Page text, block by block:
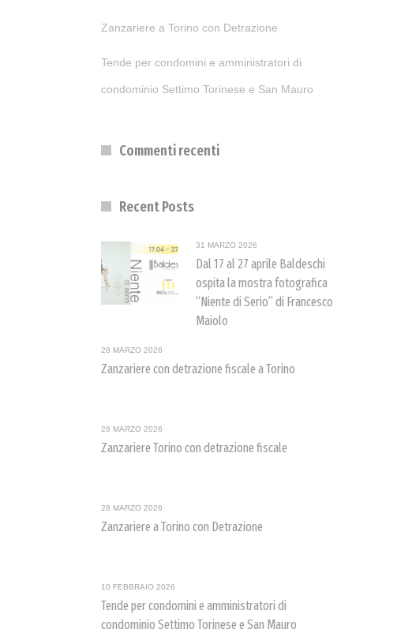
Zanzariere a Torino con Detrazione
Tende per condomini e amministratori di
condominio Settimo Torinese e San Mauro
Commenti recenti
Recent Posts
31 MARZO 2026
Dal 17 al 27 aprile Baldeschi
ospita la mostra fotografica
“Niente di Serio” di Francesco
Maiolo
28 MARZO 2026
Zanzariere con detrazione fiscale a Torino
28 MARZO 2026
Zanzariere Torino con detrazione fiscale
28 MARZO 2026
Zanzariere a Torino con Detrazione
10 FEBBRAIO 2026
Tende per condomini e amministratori di
condominio Settimo Torinese e San Mauro